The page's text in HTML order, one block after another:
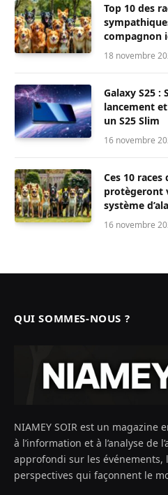
Top 10 des
compagnon
18 novembre
Galaxy S25 :
lancement
un S25 Slim
16 novembre
Ces 10
protègeront
système
16 novembre
QUI SOMMES-NOUS ?
NIAMEY SOIR est un magazine
à l’information et à l’analyse de
approfondi sur les événements,
perspectives qui façonnent le